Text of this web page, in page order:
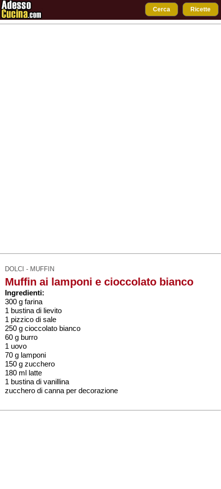
Cerca Ricette
DOLCI - MUFFIN
Muffin ai lamponi e cioccolato bianco
Ingredienti:
300 g farina
1 bustina di lievito
1 pizzico di sale
250 g cioccolato bianco
60 g burro
1 uovo
70 g lamponi
150 g zucchero
180 ml latte
1 bustina di vanillina
zucchero di canna per decorazione